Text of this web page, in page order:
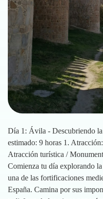
Día 1: Ávila - Descubriendo
estimado: 9 horas 1.
Atracción turística /
Comienza tu día explorando
una de las fortificaciones
España. Camina por sus